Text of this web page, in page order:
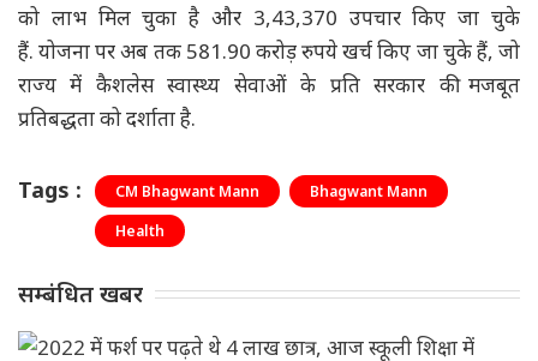
को लाभ मिल चुका है और 3,43,370 उपचार किए जा चुके
हैं. योजना पर अब तक 581.90 करोड़ रुपये खर्च किए जा चुके हैं, जो
राज्य में कैशलेस स्वास्थ्य सेवाओं के प्रति सरकार की मजबूत
प्रतिबद्धता को दर्शाता है.
Tags : CM Bhagwant Mann
Bhagwant Mann
Health
सम्बंधित खबर